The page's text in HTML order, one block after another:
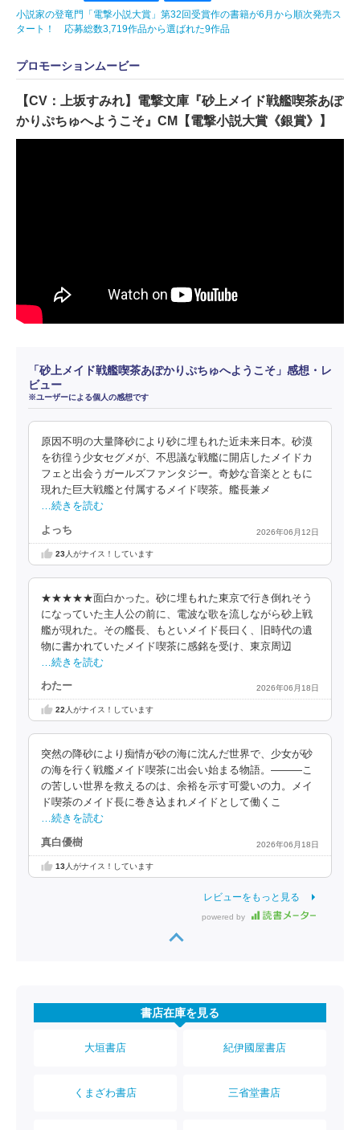
小説家の登竜門「電撃小説大賞」第32回受賞作の書籍が6月から順次発売ス
タート！ 応募総数3,719作品から選ばれた9作品
プロモーションムービー
【CV：上坂すみれ】電撃文庫『砂上メイド戦艦喫茶あぽ
かりぷちゅへようこそ』CM【電撃小説大賞《銀賞》】
「砂上メイド戦艦喫茶あぽかりぷちゅへようこそ」感想・レ
ビュー
※ユーザーによる個人の感想です
原因不明の大量降砂により砂に埋もれた近未来日本。砂漠
を彷徨う少女セグメが、不思議な戦艦に開店したメイドカ
フェと出会うガールズファンタジー。奇妙な音楽とともに
現れた巨大戦艦と付属するメイド喫茶。艦長兼メ
…続きを読む
よっち 2026年06月12日
23人がナイス！しています
★★★★★面白かった。砂に埋もれた東京で行き倒れそう
になっていた主人公の前に、電波な歌を流しながら砂上戦
艦が現れた。その艦長、もといメイド長曰く、旧時代の遺
物に書かれていたメイド喫茶に感銘を受け、東京周辺
…続きを読む
わたー 2026年06月18日
22人がナイス！しています
突然の降砂により痴情が砂の海に沈んだ世界で、少女が砂
の海を行く戦艦メイド喫茶に出会い始まる物語。―――こ
の苦しい世界を救えるのは、余裕を示す可愛いの力。メイ
ド喫茶のメイド長に巻き込まれメイドとして働くこ
…続きを読む
真白優樹 2026年06月18日
13人がナイス！しています
レビューをもっと見る
powered by
書店在庫を見る
大垣書店 紀伊國屋書店
くまざわ書店 三省堂書店